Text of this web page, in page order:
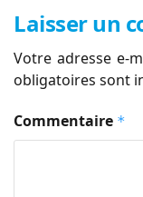
Laisser un
Votre adresse e-
obligatoires sont
Commentaire *